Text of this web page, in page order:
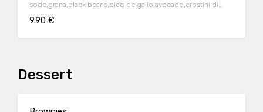
sode,grana,black beans,pico de gallo,avocado,crostini di
9.90 €
Dessert